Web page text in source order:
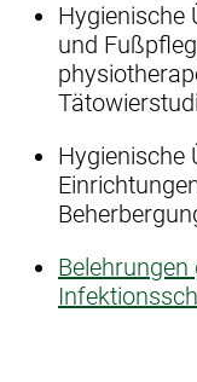
Hygienische
und
Hygienische